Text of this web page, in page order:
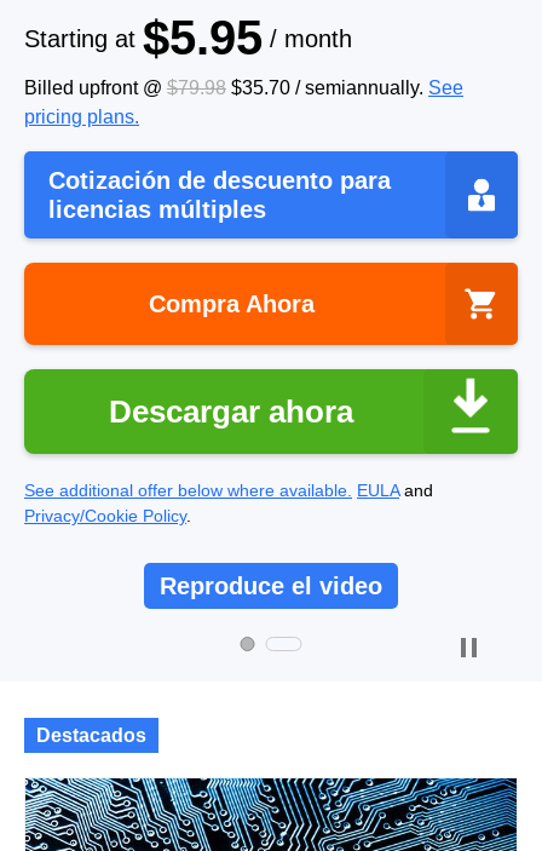
Starting at $5.95 / month
Billed upfront @ $79.98 $35.70 /semiannually. See
pricing plans.
Cotización de descuento para
licencias múltiples
Compra Ahora
Descargar ahora
See additional offer below where available. EULAand
Privacy/Cookie Policy.
Reproduce el video
Destacados